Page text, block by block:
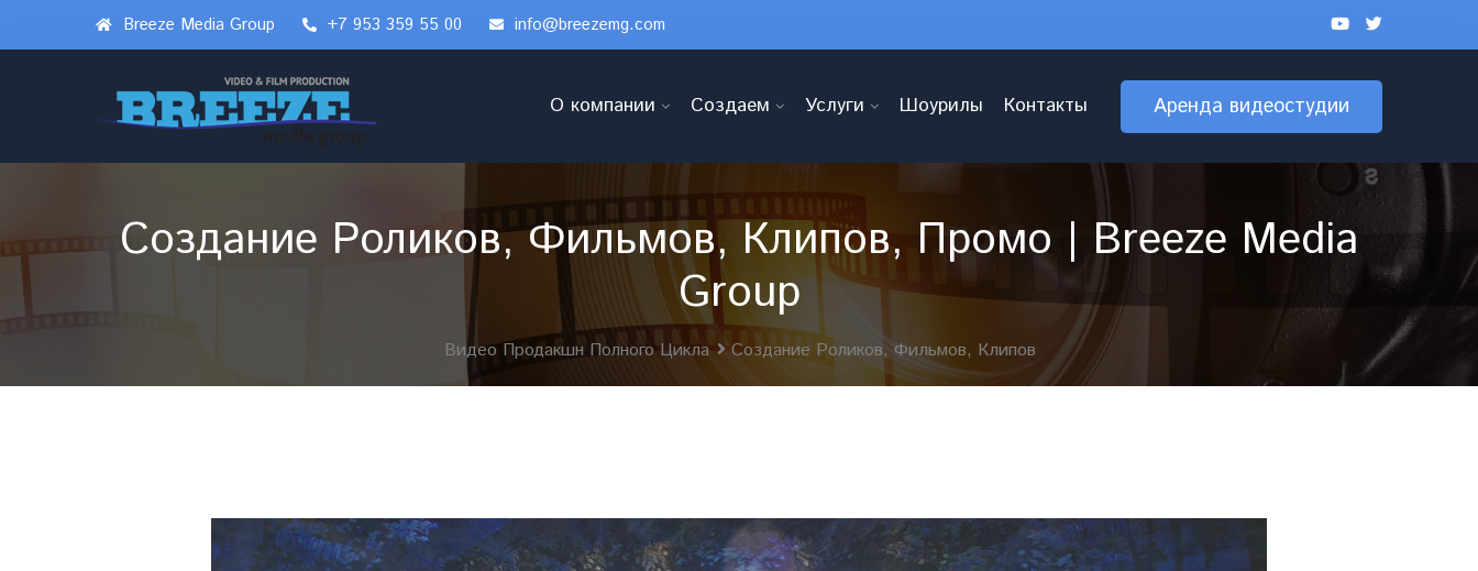
Breeze Media Group +7 953 359 55 00 info@breezemg.com
О компании Создаем Услуги Шоурилы Контакты Аренда видеостудии
Создание Роликов, Фильмов, Клипов, Промо | Breeze Media
Group
Видео Продакшн Полного Цикла Создание Роликов, Фильмов, Клипов